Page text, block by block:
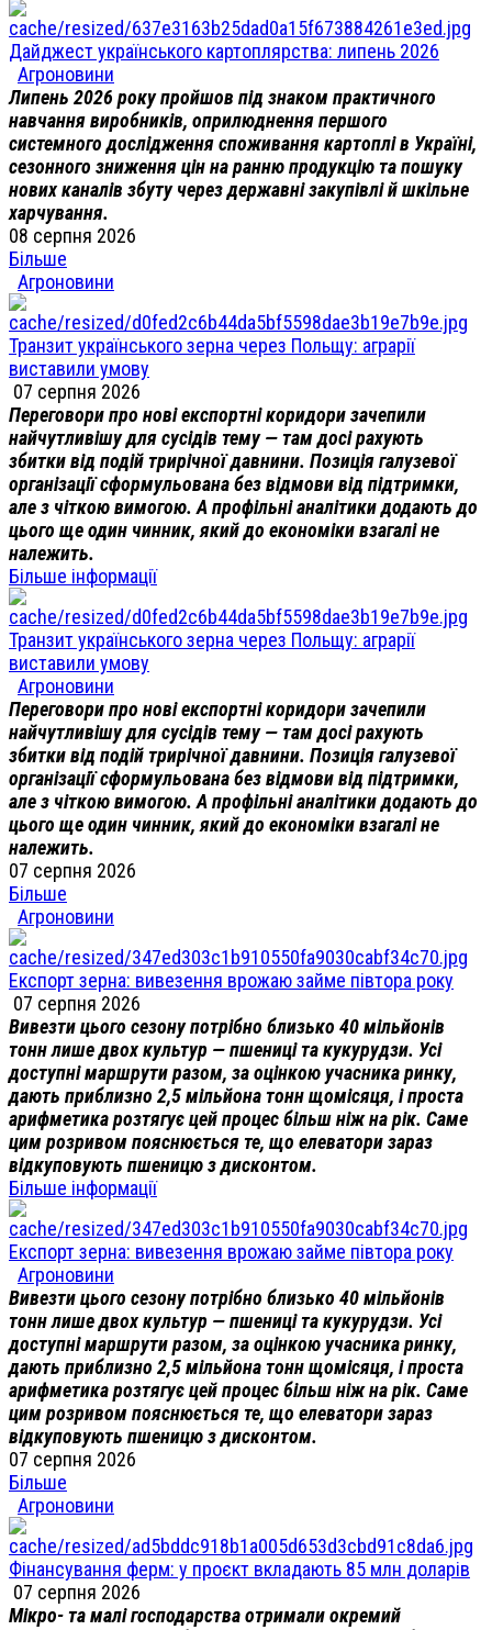
Дайджест українського картоплярства: липень 2026
Агроновини
Липень 2026 року пройшов під знаком практичного
навчання виробників, оприлюднення першого
системного дослідження споживання картоплі в Україні,
сезонного зниження цін на ранню продукцію та пошуку
нових каналів збуту через державні закупівлі й шкільне
харчування.
08 серпня 2026
Більше
Агроновини
Транзит українського зерна через Польщу: аграрії
виставили умову
07 серпня 2026
Переговори про нові експортні коридори зачепили
найчутливішу для сусідів тему — там досі рахують
збитки від подій трирічної давнини. Позиція галузевої
організації сформульована без відмови від підтримки,
але з чіткою вимогою. А профільні аналітики додають до
цього ще один чинник, який до економіки взагалі не
належить.
Більше інформації
Транзит українського зерна через Польщу: аграрії
виставили умову
Агроновини
Переговори про нові експортні коридори зачепили
найчутливішу для сусідів тему — там досі рахують
збитки від подій трирічної давнини. Позиція галузевої
організації сформульована без відмови від підтримки,
але з чіткою вимогою. А профільні аналітики додають до
цього ще один чинник, який до економіки взагалі не
належить.
07 серпня 2026
Більше
Агроновини
Експорт зерна: вивезення врожаю займе півтора року
07 серпня 2026
Вивезти цього сезону потрібно близько 40 мільйонів
тонн лише двох культур — пшениці та кукурудзи. Усі
доступні маршрути разом, за оцінкою учасника ринку,
дають приблизно 2,5 мільйона тонн щомісяця, і проста
арифметика розтягує цей процес більш ніж на рік. Саме
цим розривом пояснюється те, що елеватори зараз
відкуповують пшеницю з дисконтом.
Більше інформації
Експорт зерна: вивезення врожаю займе півтора року
Агроновини
Вивезти цього сезону потрібно близько 40 мільйонів
тонн лише двох культур — пшениці та кукурудзи. Усі
доступні маршрути разом, за оцінкою учасника ринку,
дають приблизно 2,5 мільйона тонн щомісяця, і проста
арифметика розтягує цей процес більш ніж на рік. Саме
цим розривом пояснюється те, що елеватори зараз
відкуповують пшеницю з дисконтом.
07 серпня 2026
Більше
Агроновини
Фінансування ферм: у проєкт вкладають 85 млн доларів
07 серпня 2026
Мікро- та малі господарства отримали окремий